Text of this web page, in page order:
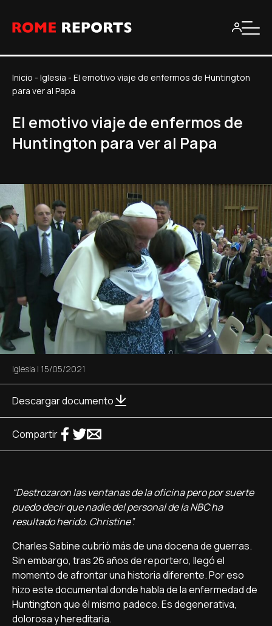
Inicio - Iglesia - El emotivo viaje de enfermos de Huntington
para ver al Papa
El emotivo viaje de enfermos de
Huntington para ver al Papa
Iglesia | 15/05/2021
Descargar documento
Compartir
“Destrozaron las ventanas de la oficina pero por suerte
puedo decir que nadie del personal de la NBC ha
resultado herido. Christine”.
Charles Sabine cubrió más de una docena de guerras.
Sin embargo, tras 26 años de reportero, llegó el
momento de afrontar una historia diferente. Por eso
hizo este documental donde habla de la enfermedad de
Huntington que él mismo padece. Es degenerativa,
dolorosa y hereditaria.